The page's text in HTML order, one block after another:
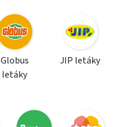
Globus
letáky
JIP letáky